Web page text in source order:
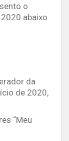
o
abaixo
da
de 2020,
“Meu